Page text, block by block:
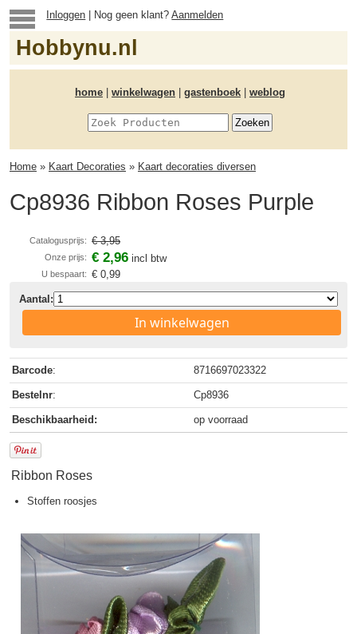
Inloggen | Nog geen klant?Aanmelden
Hobbynu.nl
home winkelwagen gastenboek weblog
Home » Kaart Decoraties » Kaart decoraties diversen
Cp8936 Ribbon Roses Purple
Catalogusprijs: € 3,95
Onze prijs: € 2,96 incl btw
U bespaart: € 0,99
Aantal:
In winkelwagen
Barcode: 8716697023322
Bestelnr: Cp8936
Beschikbaarheid: op voorraad
Ribbon Roses
Stoffen roosjes